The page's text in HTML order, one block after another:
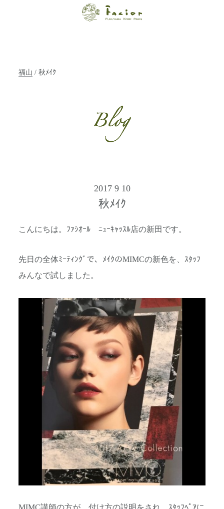
輝く美をトータ
ルでご提案しま
す。
福山 / 秋ﾒｲｸ
2017 9 10
秋ﾒｲｸ
こんにちは。ﾌｧｼｵｰﾙ ﾆｭｰｷｬｯｽﾙ店の新田です。
先日の全体ﾐｰﾃｨﾝｸﾞで、ﾒｲｸのMIMCの新色を、ｽﾀｯﾌ
みんなで試しました。